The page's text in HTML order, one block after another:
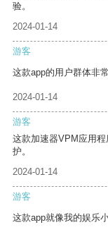
验。
2024-01-14
游客
这款app的用户群体非
2024-01-14
游客
这款加速器VPM应用
护。
2024-01-14
游客
这款app就像我的娱乐